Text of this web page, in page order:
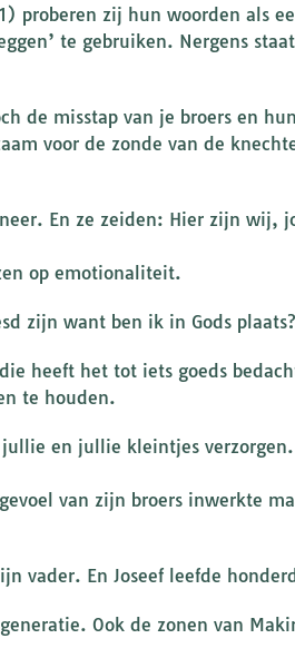
proberen zij hun woorden als
te gebruiken. Nergens
de misstap van je broers en
voor de zonde van de
En ze zeiden: Hier zijn wij,
op emotionaliteit.
zijn want ben ik in Gods plaats?
heeft het tot iets goeds
te houden.
en jullie kleintjes
van zijn broers inwerkte
vader. En Joseef leefde
Ook de zonen van